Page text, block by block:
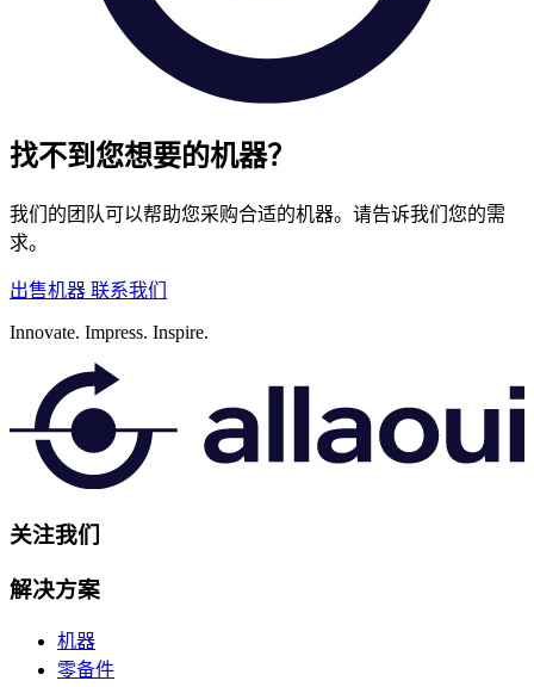
找不到您想要的机器？
我们的团队可以帮助您采购合适的机器。请告诉我们您的需
求。
出售机器 联系我们
Innovate. Impress. Inspire.
关注我们
解决方案
机器
零备件